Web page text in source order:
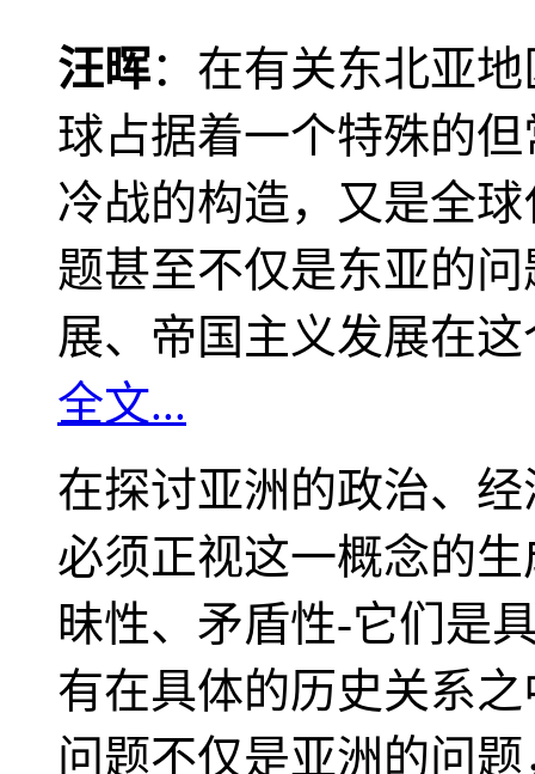
汪晖：在有关东北亚
球占据着一个特殊的
冷战的构造，又是全
题甚至不仅是东亚的
展、帝国主义发展在
全文...
在探讨亚洲的政治、
必须正视这一概念的
昧性、矛盾性-它们是
有在具体的历史关系
问题不仅是亚洲的问